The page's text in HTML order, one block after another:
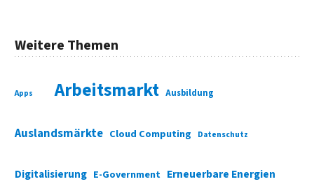
Weitere Themen
Apps Arbeitsmarkt Ausbildung
Auslandsmärkte Cloud Computing Datenschutz
Digitalisierung E-Government Erneuerbare Energien